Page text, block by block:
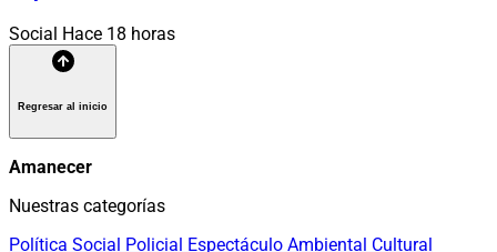
Social Hace 18 horas
Regresar al inicio
Amanecer
Nuestras categorías
Política Social Policial Espectáculo Ambiental Cultural